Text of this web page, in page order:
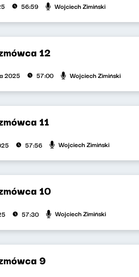
56:59 Wojciech Zimiński
12
2025 57:00 Wojciech Zimiński
11
57:56 Wojciech Zimiński
10
57:30 Wojciech Zimiński
9